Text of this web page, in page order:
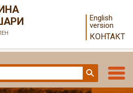
English
version
КОНТАКТ